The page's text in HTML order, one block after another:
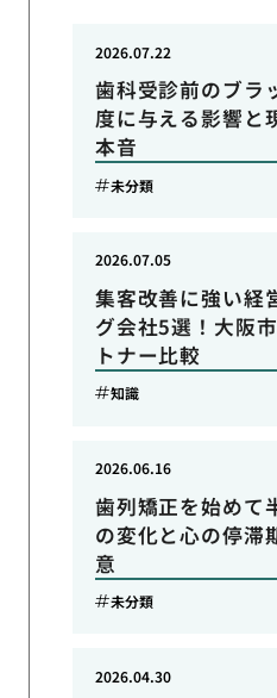
歯科受診前のブラ
度に与える影響と
本音
2026.07.22
未分類
集客改善に強い経
グ会社5選！大阪
トナー比較
2026.07.05
知識
歯列矯正を始めて
の変化と心の停滞
意
2026.06.16
未分類
2026.04.30